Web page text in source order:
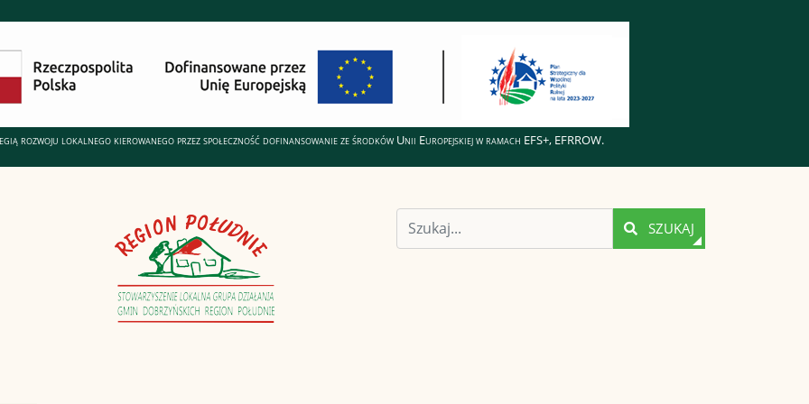
rozwoju lokalnego kierowanego przez społeczność dofinansowanie ze środków Unii Europejskiej w ramach EFS+, EFRROW.
SZUKAJ